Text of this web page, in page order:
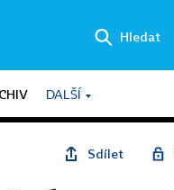
Hledat
DALŠÍ
Sdílet